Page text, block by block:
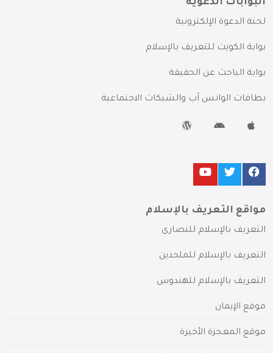
البوابات الدعوية
لجنة الدعوة الإلكترونية
بوابة الكويت للتعريف بالإسلام
بوابة الباحث عن الحقيقة
بطاقات الواتس آب والشبكات الاجتماعية
مواقع التعريف بالإسلام
التعريف بالإسلام للنصارى
التعريف بالإسلام للملحدين
التعريف بالإسلام للهندوس
موقع الإيمان
موقع المعجزة الأخيرة